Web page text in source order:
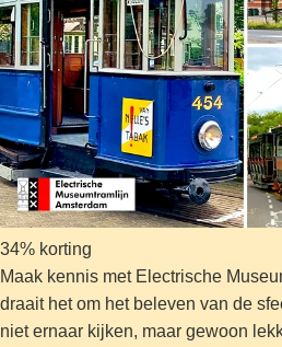
34% korting
Maak kennis met Electrische
draait het om het beleven van de
niet ernaar kijken, maar gewoon